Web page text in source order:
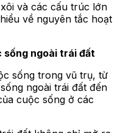
và các cấu trúc lớn
về nguyên tắc hoạt
sống ngoài trái đất
sống trong vũ trụ, từ
ngoài trái đất đến
cuộc sống ở các